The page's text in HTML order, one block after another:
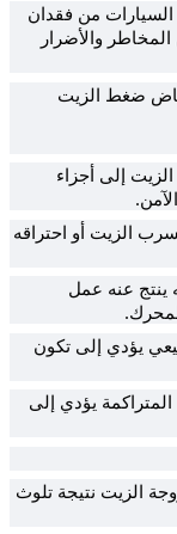
من فقدان
والأضرار
ضغط الزيت
إلى أجزاء
الزيت أو احتراقه
ينتج عنه عمل
يؤدي إلى تكون
يؤدي إلى
الزيت نتيجة تلوث